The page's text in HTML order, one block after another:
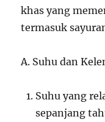
khas yang
termasuk
A. Suhu dan
Suhu yang
sepanjang